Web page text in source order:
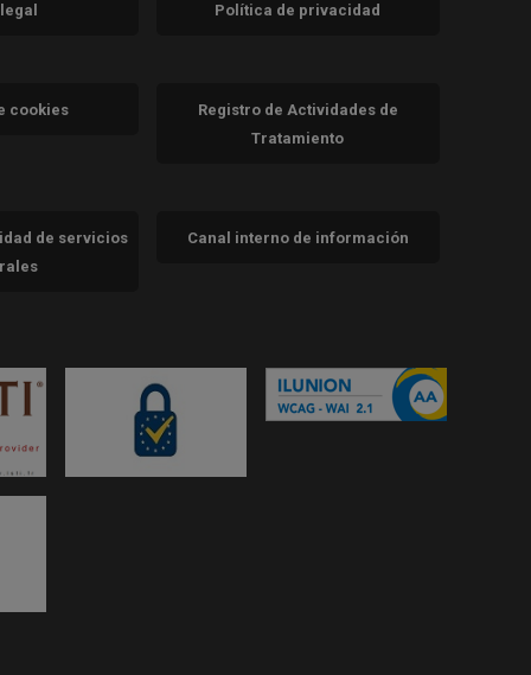
Política de privacidad
cookies
Registro de Actividades de
Tratamiento
de servicios
Canal interno de información